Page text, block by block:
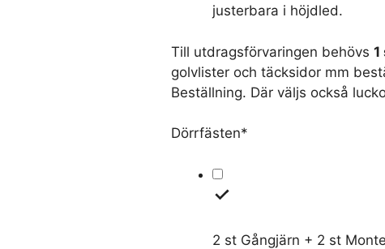
justerbara i höjdled.
Till utdragsförvaringen behövs
golvlister och täcksidor mm
Beställning. Där väljs också
Dörrfästen*
2 st Gångjärn + 2 st